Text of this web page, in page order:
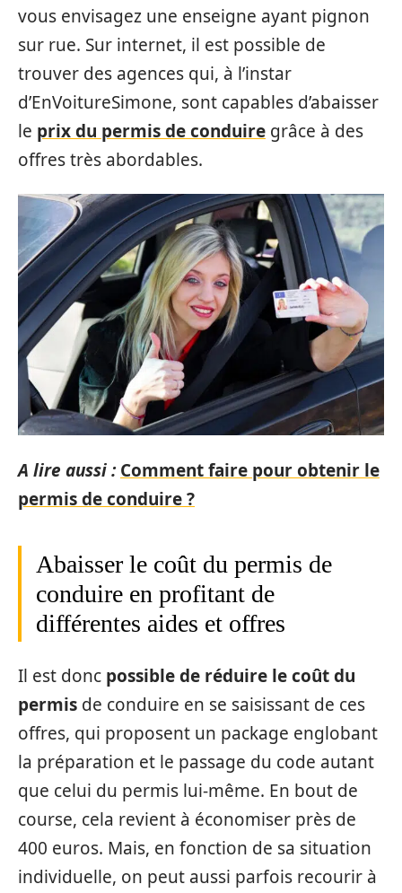
vous envisagez une enseigne ayant pignon
sur rue. Sur internet, il est possible de
trouver des agences qui, à l’instar
d’EnVoitureSimone, sont capables d’abaisser
le prix du permis de conduire grâce à des
offres très abordables.
A lire aussi : Comment faire pour obtenir le
permis de conduire ?
Abaisser le coût du permis de
conduire en profitant de
différentes aides et offres
Il est donc possible de réduire le coût du
permis de conduire en se saisissant de ces
offres, qui proposent un package englobant
la préparation et le passage du code autant
que celui du permis lui-même. En bout de
course, cela revient à économiser près de
400 euros. Mais, en fonction de sa situation
individuelle, on peut aussi parfois recourir à